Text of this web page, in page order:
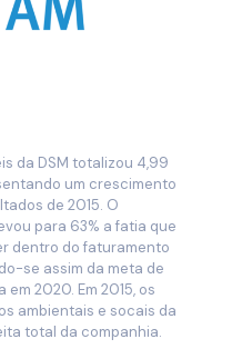
da DSM totalizou 4,99
um crescimento
de 2015. O
para 63% a fatia que
dentro do faturamento
se assim da meta de
2020. Em 2015, os
ambientais e socais da
total da companhia.